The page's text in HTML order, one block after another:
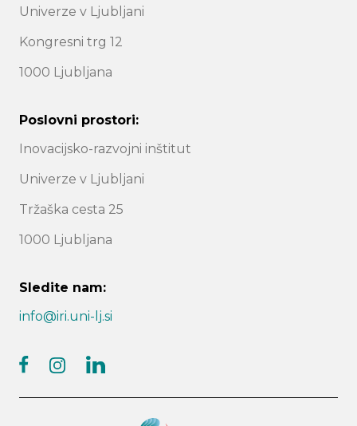
Univerze v Ljubljani
Kongresni trg 12
1000 Ljubljana
Poslovni prostori:
Inovacijsko-razvojni inštitut
Univerze v Ljubljani
Tržaška cesta 25
1000 Ljubljana
Sledite nam:
info@iri.uni-lj.si